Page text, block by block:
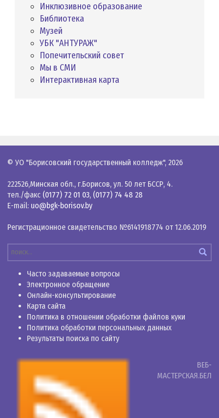
Инклюзивное образование
Библиотека
Музей
УБК "АНТУРАЖ"
Попечительский совет
Мы в СМИ
Интерактивная карта
© УО "Борисовский государственный колледж", 2026
222526,Минская обл., г.Борисов, ул. 50 лет БССР, 4.
тел./факс (0177) 72 01 03, (0177) 74 48 28
E-mail: uo@bgk-borisov.by
Регистрационное свидетельство №6141918774 от 12.06.2019
Часто задаваемые вопросы
Электронное обращение
Онлайн-консультирование
Карта сайта
Политика в отношении обработки файлов куки
Политика обработки персональных данных
Результаты поиска по сайту
ВЕБ-
МАСТЕРСКАЯ.БЕЛ